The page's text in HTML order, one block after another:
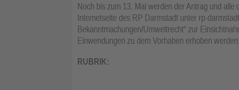
Noch bis zum 13. Mai werden der Antrag und
Internetseite des RP Darmstadt unter rp-
Bekanntmachungen/Umweltrecht“ zur
Einwendungen zu dem Vorhaben erhoben werden.
RUBRIK: